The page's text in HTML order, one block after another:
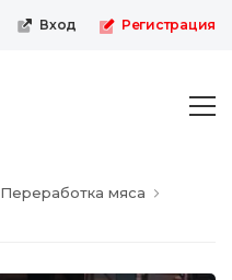
Вход Регистрация
Переработка мяса